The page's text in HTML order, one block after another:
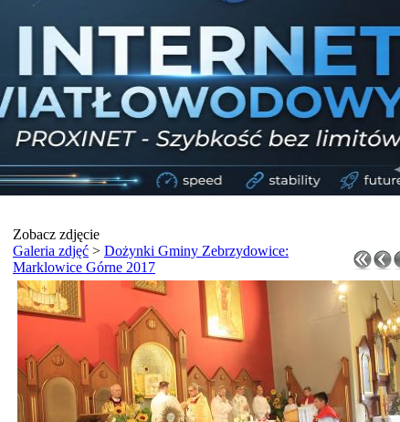
Zobacz zdjęcie
Galeria zdjęć > Dożynki Gminy Zebrzydowice:
Marklowice Górne 2017